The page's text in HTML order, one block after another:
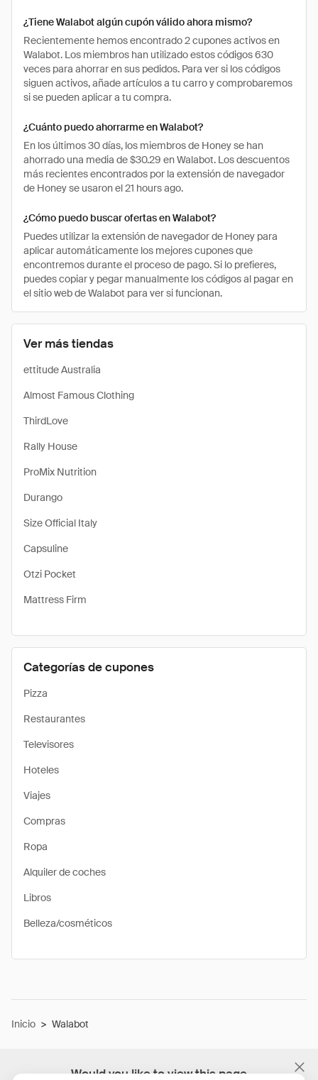
Would you like to view this page
Ver más tiendas
ettitude Australia
Almost Famous Clothing
ThirdLove
Rally House
ProMix Nutrition
Durango
Size Official Italy
Capsuline
Otzi Pocket
Mattress Firm
Categorías de cupones
Pizza
Restaurantes
Televisores
Hoteles
Viajes
Compras
Ropa
Alquiler de coches
Libros
Belleza/cosméticos
¿Tiene Walabot algún cupón válido ahora mismo?
Recientemente hemos encontrado 2 cupones activos en
Walabot. Los miembros han utilizado estos códigos 630
veces para ahorrar en sus pedidos. Para ver si los códigos
siguen activos, añade artículos a tu carro y comprobaremos
si se pueden aplicar a tu compra.
¿Cuánto puedo ahorrarme en Walabot?
En los últimos 30 días, los miembros de Honey se han
ahorrado una media de $30.29 en Walabot. Los descuentos
más recientes encontrados por la extensión de navegador
de Honey se usaron el 21 hours ago.
¿Cómo puedo buscar ofertas en Walabot?
Puedes utilizar la extensión de navegador de Honey para
aplicar automáticamente los mejores cupones que
encontremos durante el proceso de pago. Si lo prefieres,
puedes copiar y pegar manualmente los códigos al pagar en
el sitio web de Walabot para ver si funcionan.
Inicio > Walabot